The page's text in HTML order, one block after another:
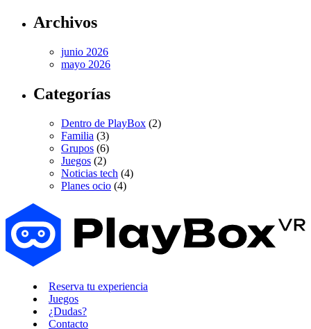
Archivos
junio 2026
mayo 2026
Categorías
Dentro de PlayBox (2)
Familia (3)
Grupos (6)
Juegos (2)
Noticias tech (4)
Planes ocio (4)
Reserva tu experiencia
Juegos
¿Dudas?
Contacto